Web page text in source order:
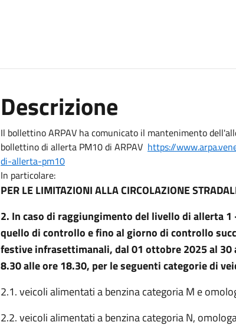
Descrizione
Il bollettino ARPAV ha comunicato il mantenimento
bollettino di allerta PM10 di ARPAV https://
di-allerta-pm10
In particolare:
PER LE LIMITAZIONI ALLA CIRCOLAZIONE
2. In caso di raggiungimento del livello di allerta 1
quello di controllo e fino al giorno di controllo
festive infrasettimanali, dal 01 ottobre 2025 al
8.30 alle ore 18.30, per le seguenti categorie di
2.1. veicoli alimentati a benzina categoria M e
2.2. veicoli alimentati a benzina categoria N,